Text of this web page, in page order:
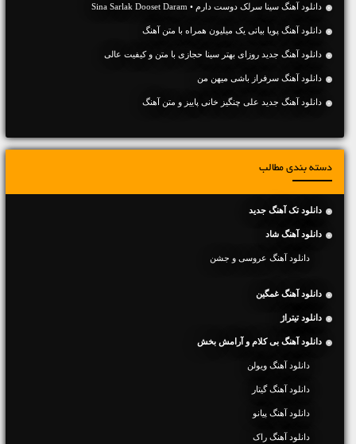
دانلود آهنگ سینا سرلک دوست دارم • Sina Sarlak Dooset Daram
دانلود آهنگ پویا بیاتی یک میلیون همراه با متن آهنگ
دانلود آهنگ جديد روزای بهتر سینا حجازی با متن و کیفیت عالی
دانلود آهنگ سرفراز باشی میهن من
دانلود آهنگ جديد علی چنگیز خانی پاییز و متن آهنگ
دسته بندی مطالب
دانلود تک آهنگ جدید
دانلود آهنگ شاد
دانلود آهنگ عروسی و جشن
دانلود آهنگ غمگین
دانلود تیتراژ
دانلود آهنگ بی کلام و آرامش بخش
دانلود آهنگ ویولن
دانلود آهنگ گیتار
دانلود آهنگ پیانو
دانلود آهنگ راک